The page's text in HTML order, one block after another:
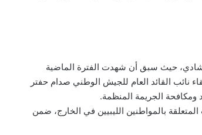
حيث سبق أن شهدت الفترة الماضية
نائب القائد العام للجيش الوطني صدام حفتر
ومكافحة الجريمة المنظمة.
بالمواطنين الليبيين في الخارج، ضمن